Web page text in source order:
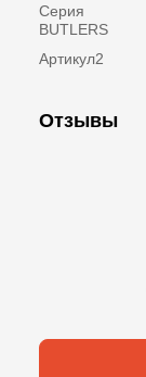
Серия
BUTLERS
Артикул2
Отзывы